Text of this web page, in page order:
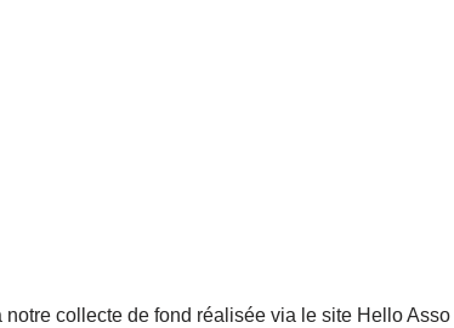
collecte de fond réalisée via le site Hello Asso